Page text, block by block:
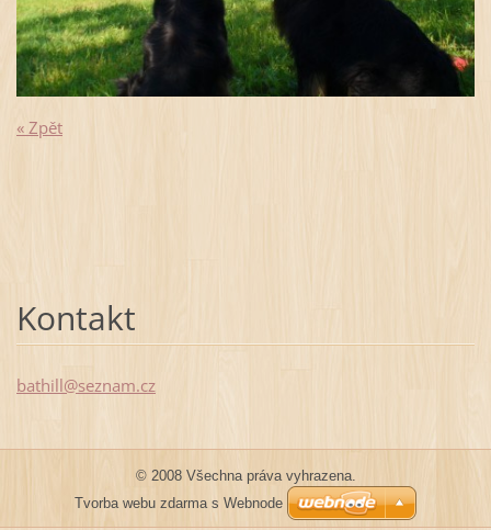
« Zpět
Kontakt
bathill@seznam.cz
© 2008 Všechna práva vyhrazena.
Tvorba webu zdarma s Webnode